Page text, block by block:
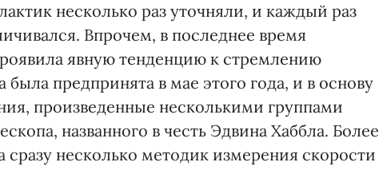
несколько раз уточняли, и каждый раз
Впрочем, в последнее время
явную тенденцию к стремлению
предпринята в мае этого года, и в основу
произведенные несколькими группами
названного в честь Эдвина Хаббла. Более
сразу несколько методик измерения скорости